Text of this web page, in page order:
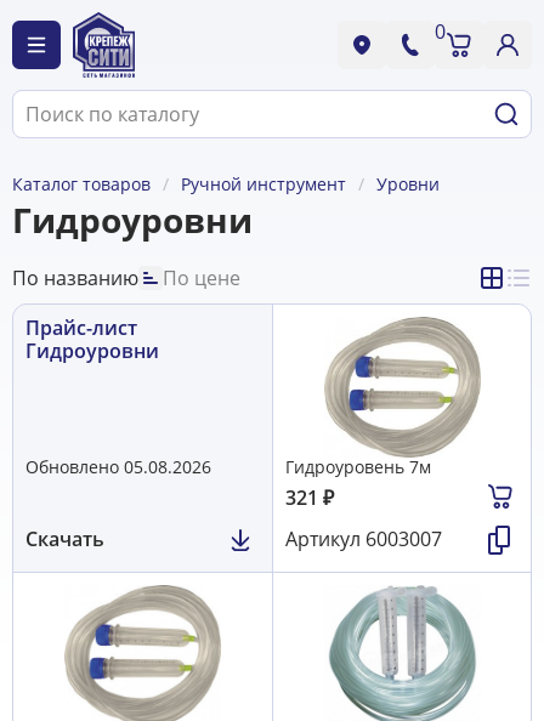
0
Каталог товаров Ручной инструмент Уровни
Гидроуровни
По названию
По цене
Прайс-лист
Гидроуровни
Обновлено 05.08.2026
Скачать
Гидроуровень 7м
321 ₽
Артикул 6003007